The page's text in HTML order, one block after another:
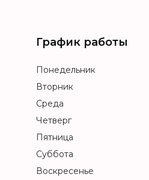
График работы
Понедельник
Вторник
Среда
Четверг
Пятница
Суббота
Воскресенье